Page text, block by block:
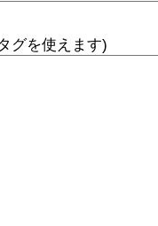
グを使えます)